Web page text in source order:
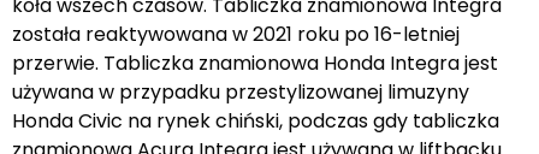
została reaktywowana w 2021 roku po 16-letniej
przerwie. Tabliczka znamionowa Honda Integra jest
używana w przypadku przestylizowanej limuzyny
Honda Civic na rynek chiński, podczas gdy tabliczka